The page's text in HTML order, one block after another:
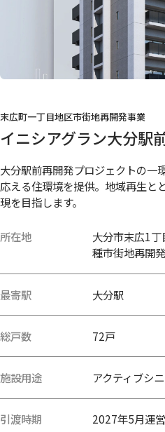
末広町一丁目地区市街地再開発事業
イニシアグラン大分駅
大分駅前再開発プロジェクトの一
応える住環境を提供。地域再生と
現を目指します。
所在地
大分市末広1
種市街地再開発
最寄駅 大分駅
総戸数 72戸
施設用途 アクティブシ
引渡時期 2027年5月運